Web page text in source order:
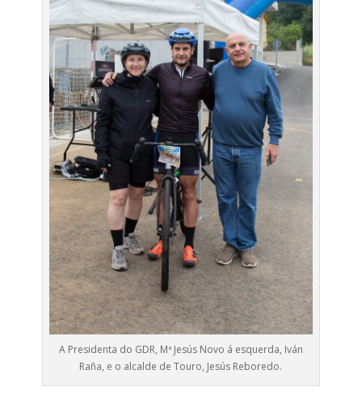
A Presidenta do GDR, Mª Jesús Novo á esquerda, Iván
Raña, e o alcalde de Touro, Jesús Reboredo.